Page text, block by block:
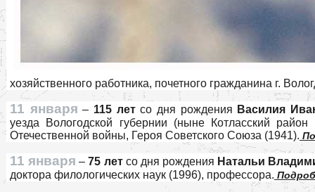
хозяйственного работника, почетного гражданина г.
11 января – 115 летсо дня рождения Василия
уезда Вологодской губернии (ныне Котласский
Отечественной войны, Героя Советского Союза (1941).
11 января –75 летсо дня рождения Натальи
доктора филологических наук (1996), профессора.